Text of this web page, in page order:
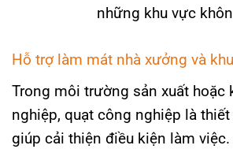
những khu vực
Hỗ trợ làm mát nhà xưởng và
Trong môi trường sản xuất hoặc
nghiệp, quạt công nghiệp là
giúp cải thiện điều kiện làm việc.